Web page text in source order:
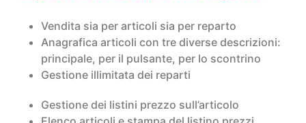
Vendita sia per articoli sia per reparto
Anagrafica articoli con tre diverse descrizioni:
principale, per il pulsante, per lo scontrino
Gestione illimitata dei reparti
Gestione dei listini prezzo sull’articolo